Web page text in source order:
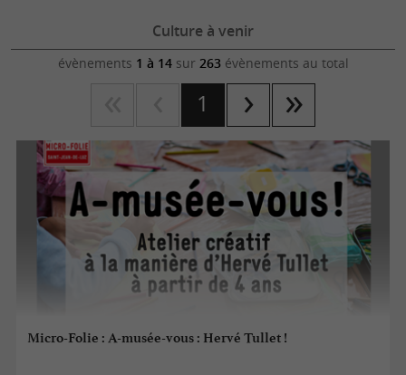
Culture à venir
évènements 1 à 14sur 263évènements au total
1
Micro-Folie : A-musée-vous : Hervé Tullet !